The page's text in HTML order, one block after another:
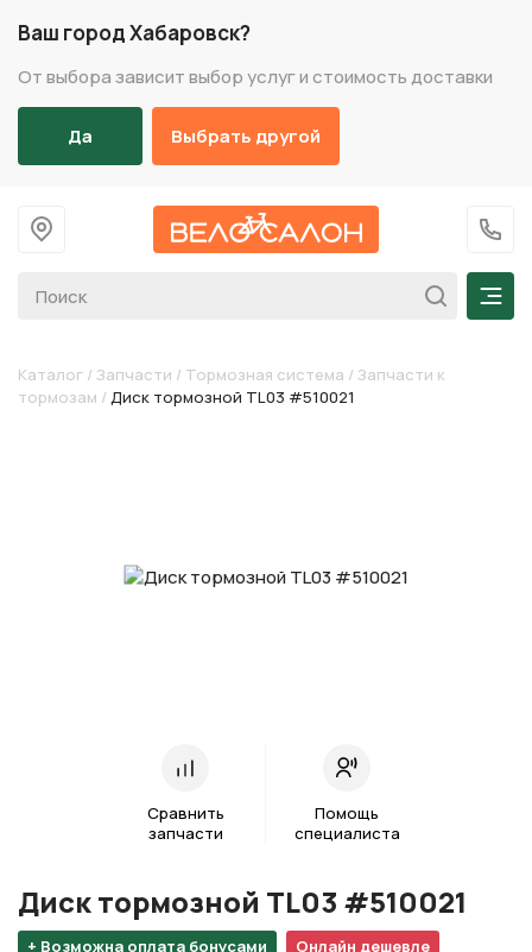
Ваш город Хабаровск?
От выбора зависит выбор услуг и стоимость доставки
Да Выбрать другой
На главную
+7
Каталог / Запчасти / Тормозная система / Запчасти к
тормозам / Диск тормозной TL03 #510021
Сравнить
запчасти
Помощь
специалиста
+ Возможна оплата бонусами Онлайн дешевле
Диск тормозной TL03 #510021